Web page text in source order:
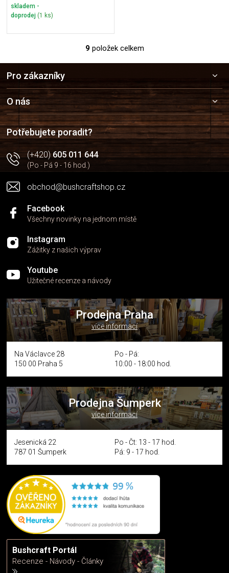
skladem -
doprodej (1 ks)
O
v
d
a
c
í
p
r
k
y
ý
s
9položek celkem
a
t
í
Pro zákazníky
O nás
Potřebujete poradit?
(+420)605 011 644
(Po - Pá 9 - 16 hod.)
obchod@bushcraftshop.cz
Facebook
Všechny novinky na jednom místě
Instagram
Zážitky z našich výprav
Youtube
Užitečné recenze a návody
Prodejna Praha
více informací
Na Václavce 28
150 00 Praha 5
Po - Pá:
10:00 - 18:00 hod.
Prodejna Šumperk
více informací
Jesenická 22
787 01 Šumperk
Po - Čt: 13 - 17 hod.
Pá: 9 - 17 hod.
Bushcraft Portál
Recenze - Návody - Články